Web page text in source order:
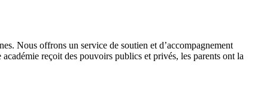
Nous offrons un service de soutien et d’accompagnement
reçoit des pouvoirs publics et privés, les parents ont la